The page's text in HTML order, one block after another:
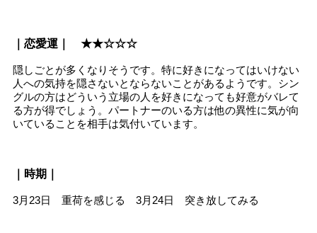
｜恋愛運｜ ★★☆☆☆
隠しごとが多くなりそうです。特に好きになってはいけない
人への気持を隠さないとならないことがあるようです。シン
グルの方はどういう立場の人を好きになっても好意がバレて
る方が得でしょう。パートナーのいる方は他の異性に気が向
いていることを相手は気付いています。
｜時期｜
3月23日 重荷を感じる 3月24日 突き放してみる